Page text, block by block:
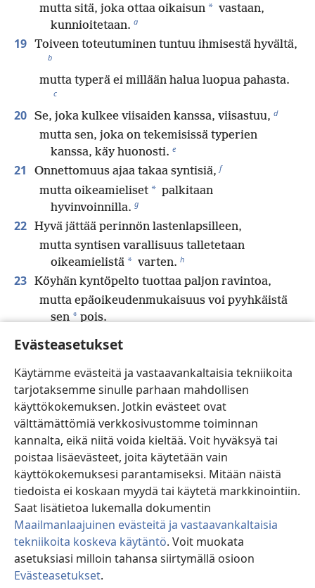
Evästeasetukset
Käytämme evästeitä ja vastaavankaltaisia tekniikoita
tarjotaksemme sinulle parhaan mahdollisen
käyttökokemuksen. Jotkin evästeet ovat
välttämättömiä verkkosivustomme toiminnan
kannalta, eikä niitä voida kieltää. Voit hyväksyä tai
poistaa lisäevästeet, joita käytetään vain
käyttökokemuksesi parantamiseksi. Mitään näistä
tiedoista ei koskaan myydä tai käytetä markkinointiin.
Saat lisätietoa lukemalla dokumentin
Maailmanlaajuinen evästeitä ja vastaavankaltaisia
tekniikoita koskeva käytäntö. Voit muokata
asetuksiasi milloin tahansa siirtymällä osioon
Evästeasetukset.
mutta sitä, joka ottaa oikaisun * vastaan,
kunnioitetaan. a
19 Toiveen toteutuminen tuntuu ihmisestä hyvältä,
b
mutta typerä ei millään halua luopua pahasta.
c
20 Se, joka kulkee viisaiden kanssa, viisastuu, d
mutta sen, joka on tekemisissä typerien
kanssa, käy huonosti. e
21 Onnettomuus ajaa takaa syntisiä, f
mutta oikeamieliset * palkitaan
hyvinvoinnilla. g
22 Hyvä jättää perinnön lastenlapsilleen,
mutta syntisen varallisuus talletetaan
oikeamielistä * varten. h
23 Köyhän kyntöpelto tuottaa paljon ravintoa,
mutta epäoikeudenmukaisuus voi pyyhkäistä
sen *pois.
24 Se, joka ei rankaise lastaan, vihaa häntä,
valppaasti. * j
25 Oikeamielinen * syö itsensä kylläiseksi,
mutta jumalattoman vatsa on tyhjä.
Edellinen Seuraava
Tämän julkaisun tekijänoikeudet
Copyright©2026Watch Tower Bible and Tract Society of
Pennsylvania.